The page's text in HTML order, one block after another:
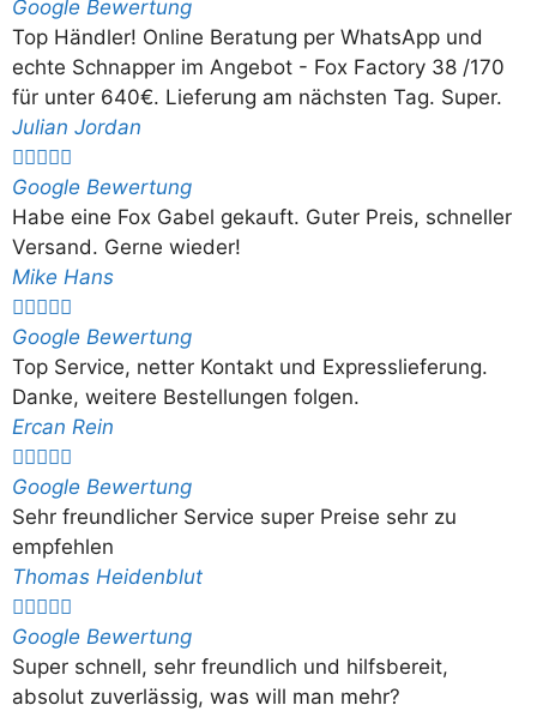
Google Bewertung
Top Händler! Online Beratung per WhatsApp und
echte Schnapper im Angebot - Fox Factory 38 /170
für unter 640€. Lieferung am nächsten Tag. Super.
Julian Jordan

Google Bewertung
Habe eine Fox Gabel gekauft. Guter Preis, schneller
Versand. Gerne wieder!
Mike Hans

Google Bewertung
Top Service, netter Kontakt und Expresslieferung.
Danke, weitere Bestellungen folgen.
Ercan Rein

Google Bewertung
Sehr freundlicher Service super Preise sehr zu
empfehlen
Thomas Heidenblut

Google Bewertung
Super schnell, sehr freundlich und hilfsbereit,
absolut zuverlässig, was will man mehr?